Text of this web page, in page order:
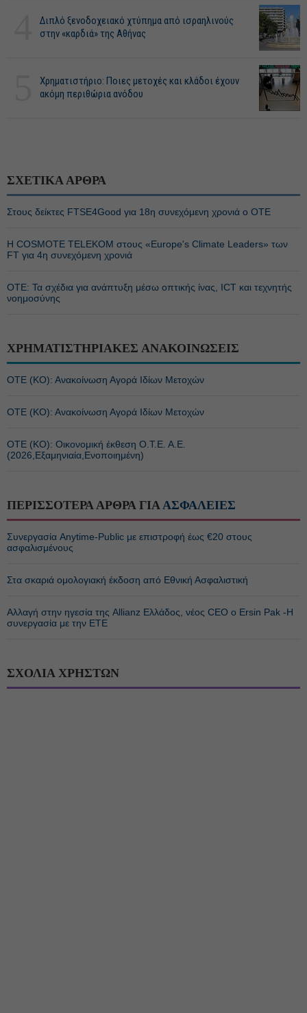
Διπλό ξενοδοχειακό χτύπημα από ισραηλινούς
στην «καρδιά» της Αθήνας
Χρηματιστήριο: Ποιες μετοχές και κλάδοι έχουν
ακόμη περιθώρια ανόδου
ΣΧΕΤΙΚΑ ΑΡΘΡΑ
Στους δείκτες FTSE4Good για 18η συνεχόμενη χρονιά ο ΟΤΕ
Η COSMOTE TELEKOM στους «Europe's Climate Leaders» των
FT για 4η συνεχόμενη χρονιά
ΟΤΕ: Τα σχέδια για ανάπτυξη μέσω οπτικής ίνας, ICT και τεχνητής
νοημοσύνης
ΧΡΗΜΑΤΙΣΤΗΡΙΑΚΕΣ ΑΝΑΚΟΙΝΩΣΕΙΣ
ΟΤΕ (ΚΟ): Ανακοίνωση Αγορά Ιδίων Μετοχών
ΟΤΕ (ΚΟ): Ανακοίνωση Αγορά Ιδίων Μετοχών
ΟΤΕ (ΚΟ): Οικονομική έκθεση Ο.Τ.Ε. Α.Ε.
(2026,Εξαμηνιαία,Ενοποιημένη)
ΠΕΡΙΣΣΟΤΕΡΑ ΑΡΘΡΑ ΓΙΑΑΣΦΑΛΕΙΕΣ
Συνεργασία Anytime-Public με επιστροφή έως €20 στους
ασφαλισμένους
Στα σκαριά ομολογιακή έκδοση από Εθνική Ασφαλιστική
Αλλαγή στην ηγεσία της Allianz Ελλάδος, νέος CEO ο Ersin Pak -Η
συνεργασία με την ΕΤΕ
ΣΧΟΛΙΑ ΧΡΗΣΤΩΝ